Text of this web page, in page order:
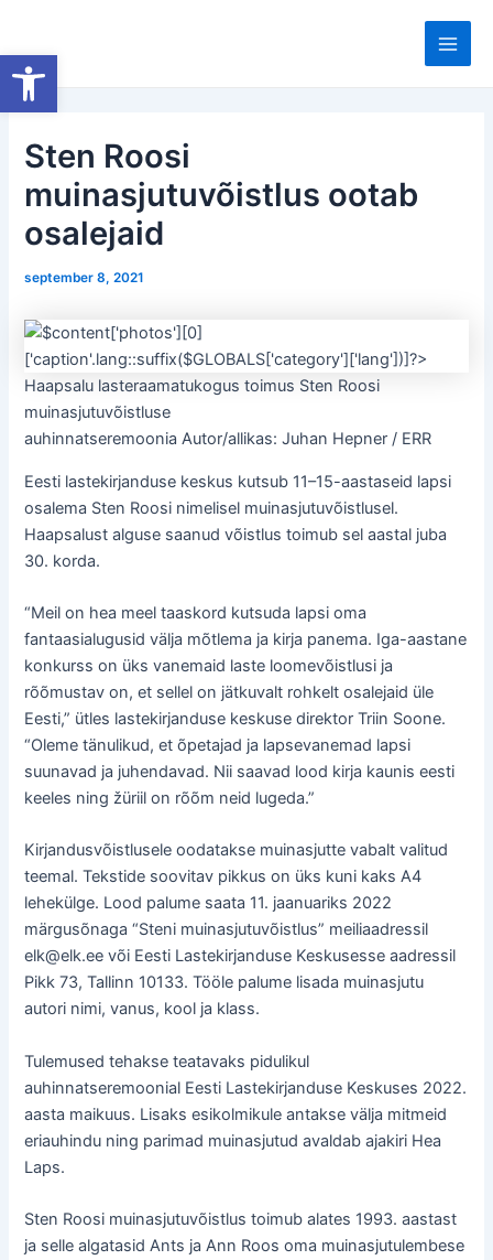
Open toolbar
content
Main
Sten Roosi
muinasjutuvõistlus ootab
osalejaid
september 8, 2021
Haapsalu lasteraamatukogus toimus Sten Roosi
muinasjutuvõistluse
auhinnatseremoonia Autor/allikas: Juhan Hepner / ERR
Eesti lastekirjanduse keskus kutsub 11–15-aastaseid lapsi
osalema Sten Roosi nimelisel muinasjutuvõistlusel.
Haapsalust alguse saanud võistlus toimub sel aastal juba
30. korda.
“Meil on hea meel taaskord kutsuda lapsi oma
fantaasialugusid välja mõtlema ja kirja panema. Iga-aastane
konkurss on üks vanemaid laste loomevõistlusi ja
rõõmustav on, et sellel on jätkuvalt rohkelt osalejaid üle
Eesti,” ütles lastekirjanduse keskuse direktor Triin Soone.
“Oleme tänulikud, et õpetajad ja lapsevanemad lapsi
suunavad ja juhendavad. Nii saavad lood kirja kaunis eesti
keeles ning žüriil on rõõm neid lugeda.”
Kirjandusvõistlusele oodatakse muinasjutte vabalt valitud
teemal. Tekstide soovitav pikkus on üks kuni kaks A4
lehekülge. Lood palume saata 11. jaanuariks 2022
märgusõnaga “Steni muinasjutuvõistlus” meiliaadressil
elk@elk.ee või Eesti Lastekirjanduse Keskusesse aadressil
Pikk 73, Tallinn 10133. Tööle palume lisada muinasjutu
autori nimi, vanus, kool ja klass.
Tulemused tehakse teatavaks pidulikul
auhinnatseremoonial Eesti Lastekirjanduse Keskuses 2022.
aasta maikuus. Lisaks esikolmikule antakse välja mitmeid
eriauhindu ning parimad muinasjutud avaldab ajakiri Hea
Laps.
Sten Roosi muinasjutuvõistlus toimub alates 1993. aastast
ja selle algatasid Ants ja Ann Roos oma muinasjutulembese